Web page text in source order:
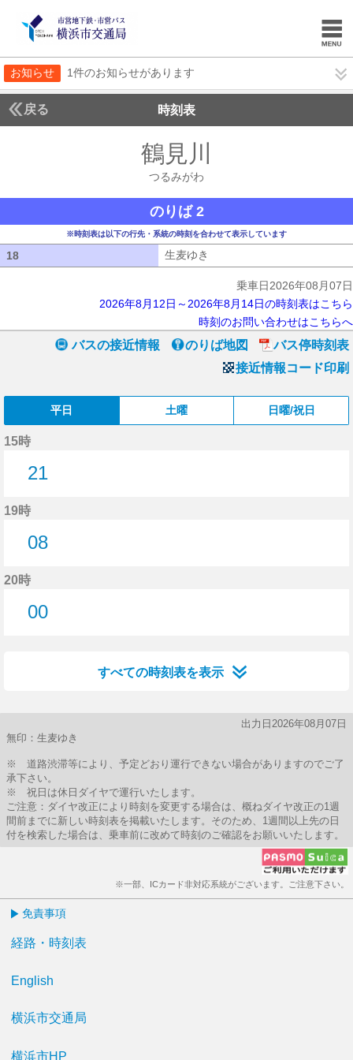
お知らせ 1件のお知らせがあります
戻る 時刻表
鶴見川
つるみがわ
のりば 2
※時刻表は以下の行先・系統の時刻を合わせて表示しています
18 生麦ゆき
乗車日2026年08月07日
2026年8月12日～2026年8月14日の時刻表はこちら
時刻のお問い合わせはこちらへ
バスの接近情報 のりば地図
バス停時刻表
接近情報コード印刷
平日 土曜 日曜/祝日
15時
21
19時
08
20時
00
すべての時刻表を表示
出力日2026年08月07日
無印：生麦ゆき
※ 道路渋滞等により、予定どおり運行できない場合がありますのでご了
承下さい。
※ 祝日は休日ダイヤで運行いたします。
ご注意：ダイヤ改正により時刻を変更する場合は、概ねダイヤ改正の1週
間前までに新しい時刻表を掲載いたします。そのため、1週間以上先の日
付を検索した場合は、乗車前に改めて時刻のご確認をお願いいたします。
※一部、ICカード非対応系統がございます。ご注意下さい。
免責事項
経路・時刻表
English
横浜市交通局
横浜市HP